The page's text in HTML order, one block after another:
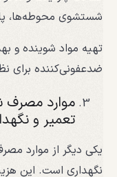
شستشوی محوطه‌ها،
تهیه مواد شوینده و
ضدعفونی‌کننده برای
موارد مصرف
تعمیر و
یکی دیگر از موارد
نگهداری است. این